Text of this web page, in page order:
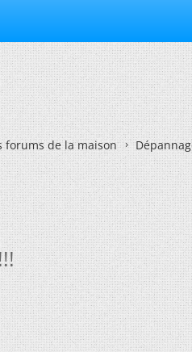
forums de la maison